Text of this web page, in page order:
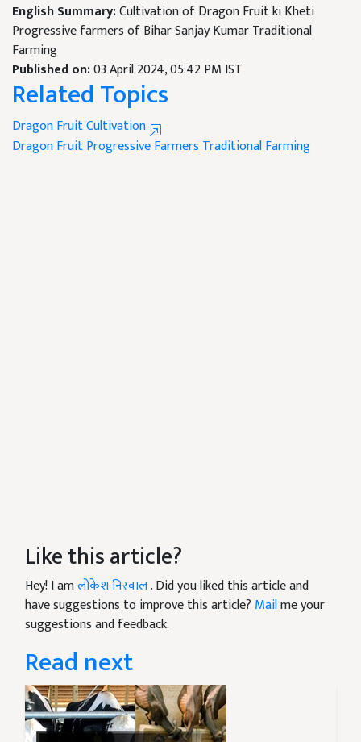
English Summary:Cultivation of Dragon Fruit ki Kheti
Progressive farmers of Bihar Sanjay Kumar Traditional
Farming
Published on:03 April 2024, 05:42 PM IST
Related Topics
Dragon Fruit Cultivation
Dragon FruitProgressive Farmers Traditional Farming
Like this article?
Hey! I amलोकेश निरवाल. Did you liked this article and
have suggestions to improve this article? Mailme your
suggestions and feedback.
Read next